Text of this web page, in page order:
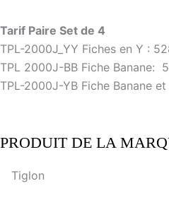
Tarif Paire Set de 4
TPL-2000J_YY Fiches en Y :
TPL 2000J-BB Fiche Banane:
TPL-2000J-YB Fiche Banane
PRODUIT DE LA
Tiglon